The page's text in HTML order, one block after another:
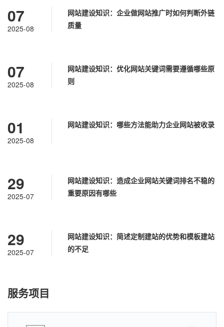
07
2025-08
网站建设知识：企业做网站推广时如何判断外链
质量
07
2025-08
网站建设知识：优化网站关键词需要遵循哪些原
则
01
2025-08
网站建设知识：哪些方法能助力企业网站被收录
29
2025-07
网站建设知识：造成企业网站关键词排名不稳的
重要原因有哪些
29
2025-07
网站建设知识：简述定制建站的优势和模板建站
的不足
服务项目